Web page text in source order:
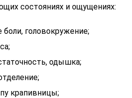
состояниях и ощущениях:
головокружение;
одышка;
крапивницы;